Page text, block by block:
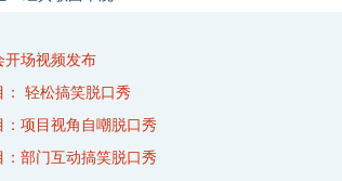
开场视频发布
： 轻松搞笑脱口秀
：项目视角自嘲脱口秀
：部门互动搞笑脱口秀